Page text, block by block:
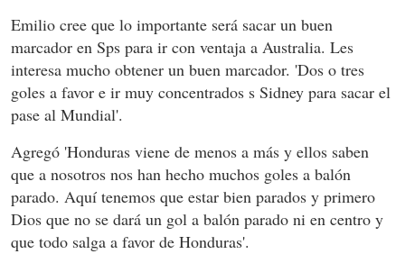
Emilio cree que lo importante será sacar un buen
marcador en Sps para ir con ventaja a Australia. Les
interesa mucho obtener un buen marcador. 'Dos o tres
goles a favor e ir muy concentrados s Sidney para sacar el
pase al Mundial'.
Agregó 'Honduras viene de menos a más y ellos saben
que a nosotros nos han hecho muchos goles a balón
parado. Aquí tenemos que estar bien parados y primero
Dios que no se dará un gol a balón parado ni en centro y
que todo salga a favor de Honduras'.